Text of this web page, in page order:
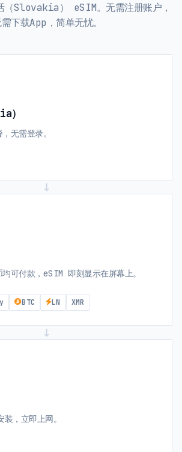
（Slovakia） eSIM。无需注册账户，
下载App，简单无忧。
）
无需登录。
→
可付款，eSIM 即刻显示在屏幕上。
BTC LN XMR
→
，立即上网。